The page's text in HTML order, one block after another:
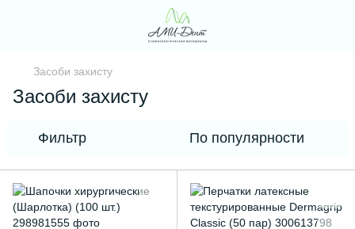
Засоби захисту
Засоби захисту
Фильтр По популярности